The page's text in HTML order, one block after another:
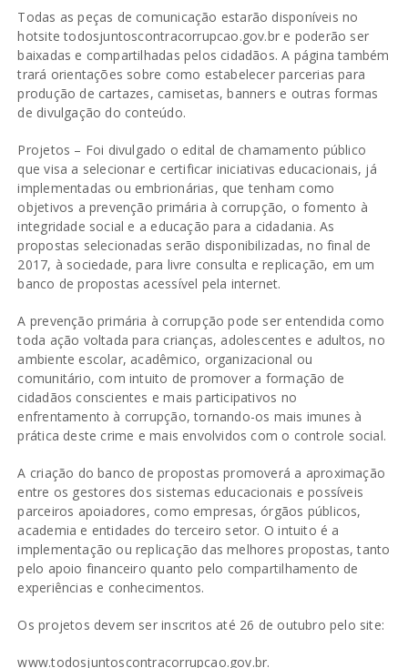
Todas as peças de comunicação estarão disponíveis no
hotsite todosjuntoscontracorrupcao.gov.br e poderão ser
baixadas e compartilhadas pelos cidadãos. A página também
trará orientações sobre como estabelecer parcerias para
produção de cartazes, camisetas, banners e outras formas
de divulgação do conteúdo.
Projetos – Foi divulgado o edital de chamamento público
que visa a selecionar e certificar iniciativas educacionais, já
implementadas ou embrionárias, que tenham como
objetivos a prevenção primária à corrupção, o fomento à
integridade social e a educação para a cidadania. As
propostas selecionadas serão disponibilizadas, no final de
2017, à sociedade, para livre consulta e replicação, em um
banco de propostas acessível pela internet.
A prevenção primária à corrupção pode ser entendida como
toda ação voltada para crianças, adolescentes e adultos, no
ambiente escolar, acadêmico, organizacional ou
comunitário, com intuito de promover a formação de
cidadãos conscientes e mais participativos no
enfrentamento à corrupção, tornando-os mais imunes à
prática deste crime e mais envolvidos com o controle social.
A criação do banco de propostas promoverá a aproximação
entre os gestores dos sistemas educacionais e possíveis
parceiros apoiadores, como empresas, órgãos públicos,
academia e entidades do terceiro setor. O intuito é a
implementação ou replicação das melhores propostas, tanto
pelo apoio financeiro quanto pelo compartilhamento de
experiências e conhecimentos.
Os projetos devem ser inscritos até 26 de outubro pelo site:
www.todosjuntoscontracorrupcao.gov.br.